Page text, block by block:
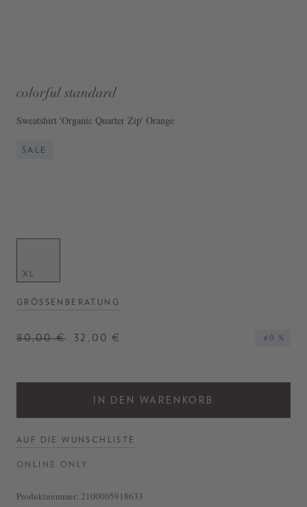
colorful standard
Sweatshirt 'Organic Quarter Zip' Orange
SALE
XL
GRÖSSENBERATUNG
80,00 € 32,00 € -60 %
IN DEN WARENKORB
AUF DIE WUNSCHLISTE
ONLINE ONLY
Produktnummer: 2100005918633